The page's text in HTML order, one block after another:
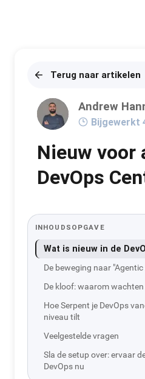
Terug naar artikelen
Andrew
Bijgewerkt
Nieuw voor
DevOps
INHOUDSOPGAVE
Wat is nieuw in de
De beweging naar "Agentic
De kloof: waarom
Hoe Serpent je DevOps
niveau tilt
Veelgestelde vragen
Sla de setup over: ervaar
DevOps nu